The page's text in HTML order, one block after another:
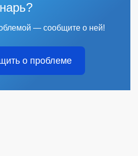
— сообщите о ней!
о проблеме